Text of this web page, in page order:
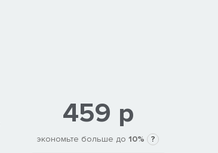
459 р
экономьте больше до10% ?